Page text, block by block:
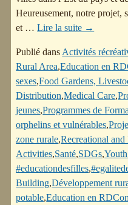
Heureusement, notre projet,
et … Lire la suite →
Publié dans Activités
Rural Area,Education en
sexes,Food Gardens,
Distribution,Medical Care,
jeunes,Programmes de
orphelins et vulnérables,
zone rurale,Recreational
Activities,Santé,SDGs,
#educationdesfilles,
Building,Développement
potable,Education en